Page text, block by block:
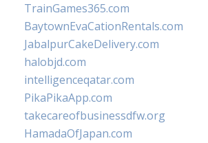
TrainGames365.com
BaytownEvaCationRentals.com
JabalpurCakeDelivery.com
halobjd.com
intelligenceqatar.com
PikaPikaApp.com
takecareofbusinessdfw.org
HamadaOfJapan.com